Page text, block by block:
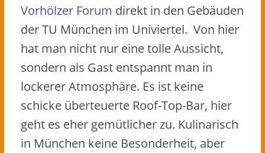
Vorhölzer Forum direkt in den Gebäuden
der TU München im Univiertel. Von hier
hat man nicht nur eine tolle Aussicht,
sondern als Gast entspannt man in
lockerer Atmosphäre. Es ist keine
schicke überteuerte Roof-Top-Bar, hier
geht es eher gemütlicher zu. Kulinarisch
in München keine Besonderheit, aber